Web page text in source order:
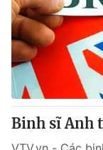
Binh sĩ Anh